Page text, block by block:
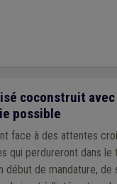
coconstruit
possible
face à des attentes
qui perdureront dans le
de son souhait de